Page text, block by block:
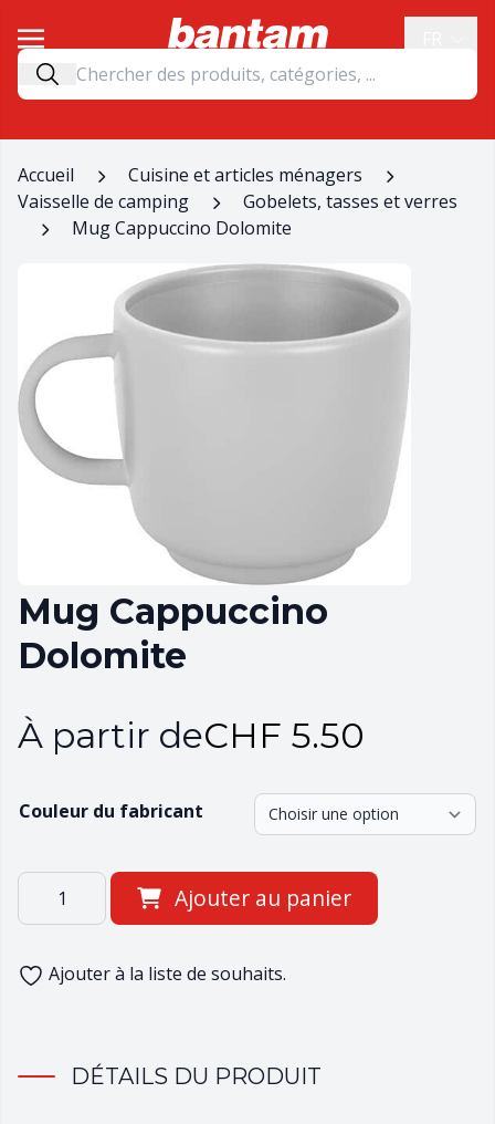
Accueil
Cuisine et articles ménagers
Vaisselle de camping
Gobelets, tasses et verres
Mug Cappuccino Dolomite
Mug Cappuccino
Dolomite
À partir deCHF 5.50
Couleur du fabricant
quantité
Cappuccino
Dolomite
Ajouter au panier
Ajouter à la liste de souhaits.
DÉTAILS DU PRODUIT